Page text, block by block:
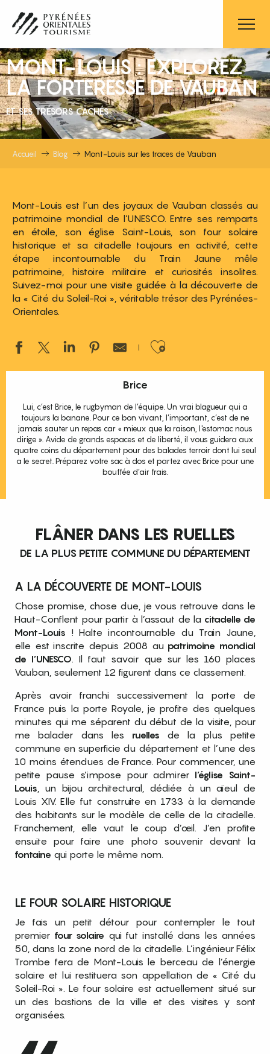
contenu
principal
MONT-LOUIS : EXPLOREZ
LA FORTERESSE DE VAUBAN
ET SES TRÉSORS CACHÉS
Accueil Blog Mont-Louis sur les traces de Vauban
Mont-Louis est l’un des joyaux de Vauban classés au
patrimoine mondial de l’UNESCO. Entre ses remparts
en étoile, son église Saint-Louis, son four solaire
historique et sa citadelle toujours en activité, cette
étape incontournable du Train Jaune mêle
patrimoine, histoire militaire et curiosités insolites.
Suivez-moi pour une visite guidée à la découverte de
la « Cité du Soleil-Roi », véritable trésor des Pyrénées-
Orientales.
Ajouter aux
Brice
Lui, c’est Brice, le rugbyman de l’équipe. Un vrai blagueur qui a
toujours la banane. Pour ce bon vivant, l’important, c’est de ne
jamais sauter un repas car « mieux que la raison, l'estomac nous
dirige ». Avide de grands espaces et de liberté, il vous guidera aux
quatre coins du département pour des balades terroir dont lui seul
a le secret. Préparez votre sac à dos et partez avec Brice pour une
bouffée d’air frais.
FLÂNER DANS LES RUELLES
DE LA PLUS PETITE COMMUNE DU DÉPARTEMENT
A LA DÉCOUVERTE DE MONT-LOUIS
Chose promise, chose due, je vous retrouve dans le
Haut-Conflent pour partir à l’assaut de la citadelle de
Mont-Louis ! Halte incontournable du Train Jaune,
elle est inscrite depuis 2008 au patrimoine mondial
de l’UNESCO. Il faut savoir que sur les 160 places
Vauban, seulement 12 figurent dans ce classement.
Après avoir franchi successivement la porte de
France puis la porte Royale, je profite des quelques
minutes qui me séparent du début de la visite, pour
me balader dans les ruelles de la plus petite
commune en superficie du département et l’une des
10 moins étendues de France. Pour commencer, une
petite pause s’impose pour admirer l’église Saint-
Louis , un bijou architectural, dédiée à un aïeul de
Louis XIV. Elle fut construite en 1733 à la demande
des habitants sur le modèle de celle de la citadelle.
Franchement, elle vaut le coup d’œil. J’en profite
ensuite pour faire une photo souvenir devant la
fontaine qui porte le même nom.
LE FOUR SOLAIRE HISTORIQUE
Je fais un petit détour pour contempler le tout
premier four solaire qui fut installé dans les années
50, dans la zone nord de la citadelle. L’ingénieur Félix
Trombe fera de Mont-Louis le berceau de l’énergie
solaire et lui restituera son appellation de « Cité du
Soleil-Roi ». Le four solaire est actuellement situé sur
un des bastions de la ville et des visites y sont
organisées.